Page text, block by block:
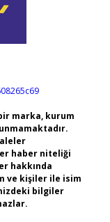
marka, kurum
haber niteliği
hakkında
ve kişiler ile isim
bilgiler